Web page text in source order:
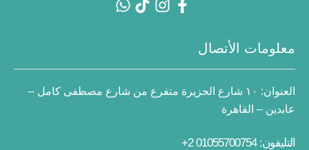
معلومات الأتصال
العنوان:
١٠ شارع الجزيرة متفرع من شارع مصطفى كامل –
عابدين – القاهرة
التليفون: 01055700754 2+